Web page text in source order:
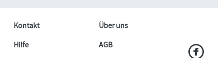
Kontakt
Über uns
Hilfe
AGB